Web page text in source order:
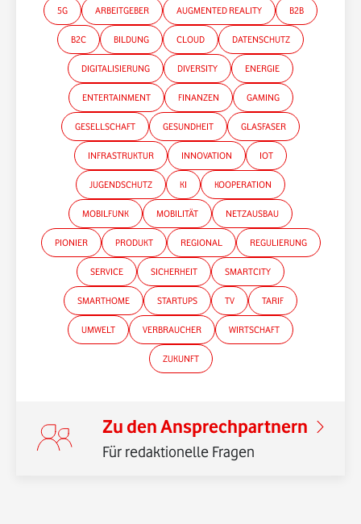
*Gender-Hinweis
5G ARBEITGEBER AUGMENTED REALITY B2B
B2C BILDUNG CLOUD DATENSCHUTZ
DIGITALISIERUNG DIVERSITY ENERGIE
ENTERTAINMENT FINANZEN GAMING
GESELLSCHAFT GESUNDHEIT GLASFASER
INFRASTRUKTUR INNOVATION IOT
JUGENDSCHUTZ KI KOOPERATION
MOBILFUNK MOBILITÄT NETZAUSBAU
PIONIER PRODUKT REGIONAL REGULIERUNG
SERVICE SICHERHEIT SMARTCITY
SMARTHOME STARTUPS TV TARIF
UMWELT VERBRAUCHER WIRTSCHAFT
ZUKUNFT
Zu den Ansprechpartnern
Für redaktionelle Fragen